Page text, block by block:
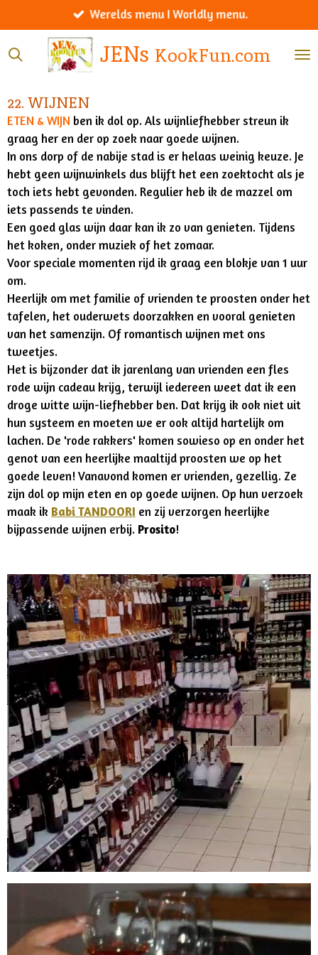
direct
naar
JENsKookFun.com
Werelds menu I Worldly menu.
22. WIJNEN
ETEN & WIJN ben ik dol op. Als wijnliefhebber streun ik
graag her en der op zoek naar goede wijnen.
In ons dorp of de nabije stad is er helaas weinig keuze. Je
hebt geen wijnwinkels dus blijft het een zoektocht als je
toch iets hebt gevonden. Regulier heb ik de mazzel om
iets passends te vinden.
Een goed glas wijn daar kan ik zo van genieten. Tijdens
het koken, onder muziek of het zomaar.
Voor speciale momenten rijd ik graag een blokje van 1 uur
om.
Heerlijk om met familie of vrienden te proosten onder het
tafelen, het ouderwets doorzakken en vooral genieten
van het samenzijn. Of romantisch wijnen met ons
tweetjes.
Het is bijzonder dat ik jarenlang van vrienden een fles
rode wijn cadeau krijg, terwijl iedereen weet dat ik een
droge witte wijn-liefhebber ben. Dat krijg ik ook niet uit
hun systeem en moeten we er ook altijd hartelijk om
lachen. De 'rode rakkers' komen sowieso op en onder het
genot van een heerlijke maaltijd proosten we op het
goede leven! Vanavond komen er vrienden, gezellig. Ze
zijn dol op mijn eten en op goede wijnen. Op hun verzoek
maak ik Babi TANDOORI en zij verzorgen heerlijke
bijpassende wijnen erbij. Prosito!